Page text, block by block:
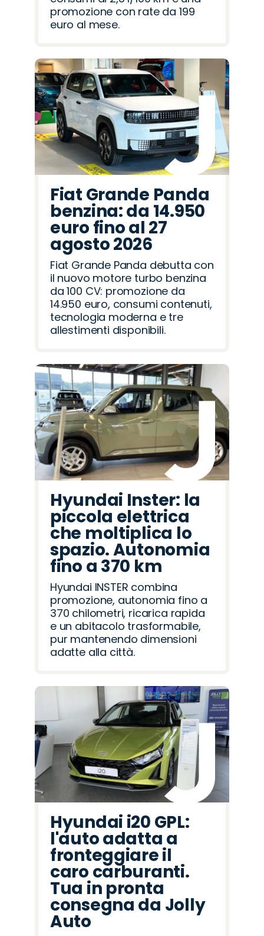
promozione con rate da 199
euro al mese.
Fiat Grande Panda
benzina: da 14.950
euro fino al 27
agosto 2026
Fiat Grande Panda debutta con
il nuovo motore turbo benzina
da 100 CV: promozione da
14.950 euro, consumi contenuti,
tecnologia moderna e tre
allestimenti disponibili.
Hyundai Inster: la
piccola elettrica
che moltiplica lo
spazio. Autonomia
fino a 370 km
Hyundai INSTER combina
promozione, autonomia fino a
370 chilometri, ricarica rapida
e un abitacolo trasformabile,
pur mantenendo dimensioni
adatte alla città.
Hyundai i20 GPL:
l'auto adatta a
fronteggiare il
caro carburanti.
Tua in pronta
consegna da Jolly
Auto